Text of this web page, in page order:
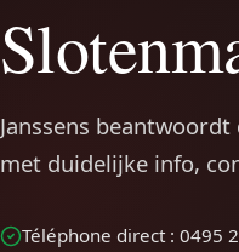
Janssens
met duidelijke info,
Téléphone direct : 0495